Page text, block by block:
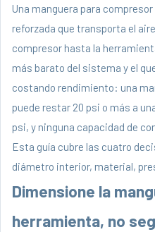
Una manguera para
reforzada que transporta el
compresor hasta la
más barato del sistema y el
costando rendimiento: una
puede restar 20 psi o más a
psi, y ninguna capacidad de
Esta guía cubre las cuatro
diámetro interior, material,
Dimensione la
herramienta, no